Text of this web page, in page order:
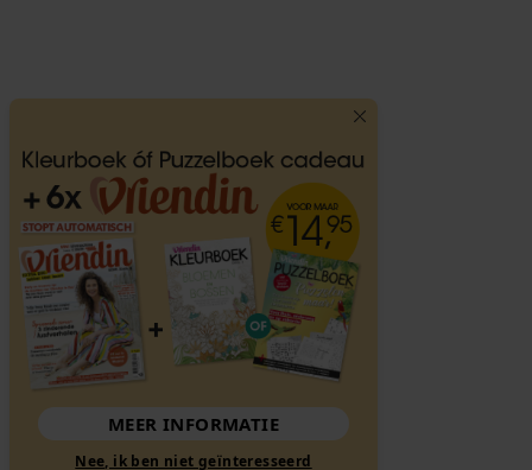
MEER INFORMATIE
Nee, ik ben niet geïnteresseerd